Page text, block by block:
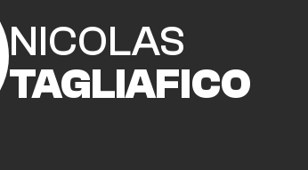
NICOLAS
TAGLIAFICO